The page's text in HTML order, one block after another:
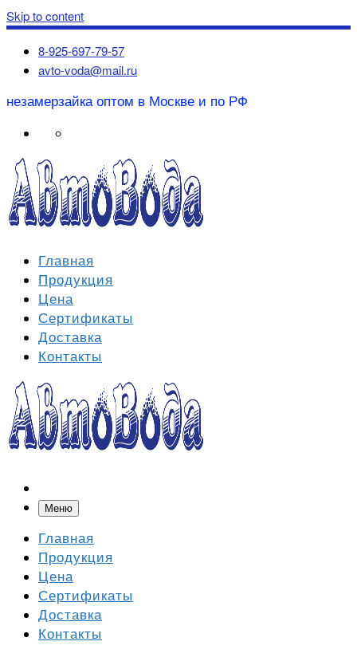
Skip to content
8-925-697-79-57
avto-voda@mail.ru
незамерзайка оптом в Москве и по РФ
Главная
Продукция
Цена
Сертификаты
Доставка
Контакты
Меню
Главная
Продукция
Цена
Сертификаты
Доставка
Контакты